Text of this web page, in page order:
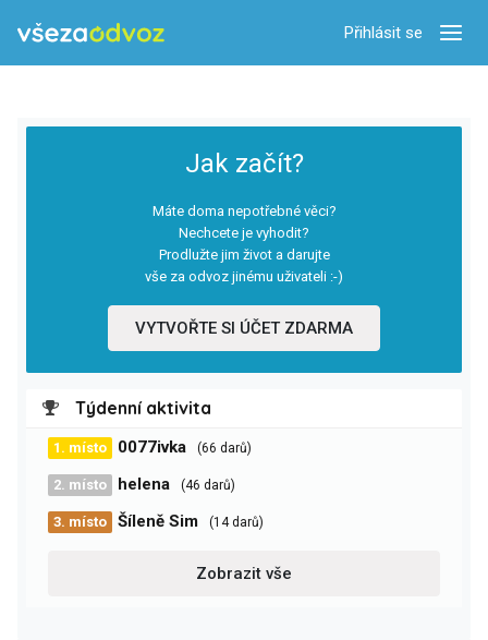
Přihlásit se
Jak začít?
Máte doma nepotřebné věci?
Nechcete je vyhodit?
Prodlužte jim život a darujte
vše za odvoz jinému uživateli :-)
VYTVOŘTE SI ÚČET ZDARMA
Týdenní aktivita
1. místo 0077ivka (66 darů)
2. místo helena (46 darů)
3. místo Šíleně Sim (14 darů)
Zobrazit vše